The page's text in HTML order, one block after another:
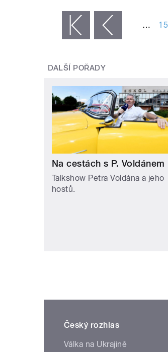
‹ předchozí … 15
DALŠÍ POŘADY
Na cestách s P. Voldánem
Talkshow Petra Voldána a jeho
hostů.
Český rozhlas
Válka na Ukrajině